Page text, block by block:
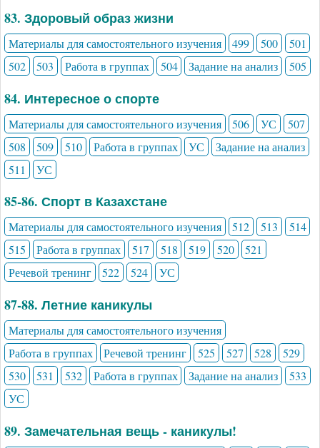
83. Здоровый образ жизни
Материалы для самостоятельного изучения 499 500
501
502
503 Работа в группах 504 Задание на анализ 505
84. Интересное о спорте
Материалы для самостоятельного изучения 506 УС
507
508
509 510 Работа в группах УС
Задание на анализ
511
УС
85-86. Спорт в Казахстане
Материалы для самостоятельного изучения 512 513
514
515
Работа в группах 517 518 519 520
521
Речевой тренинг
522 524 УС
87-88. Летние каникулы
Материалы для самостоятельного изучения
Работа в группах
Речевой тренинг 525 527 528
529
530
531 532 Работа в группах Задание на анализ
533
УС
89. Замечательная вещь - каникулы!